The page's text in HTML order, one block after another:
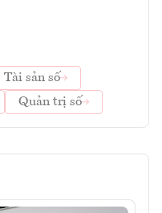
Tài sản số
Quản trị số